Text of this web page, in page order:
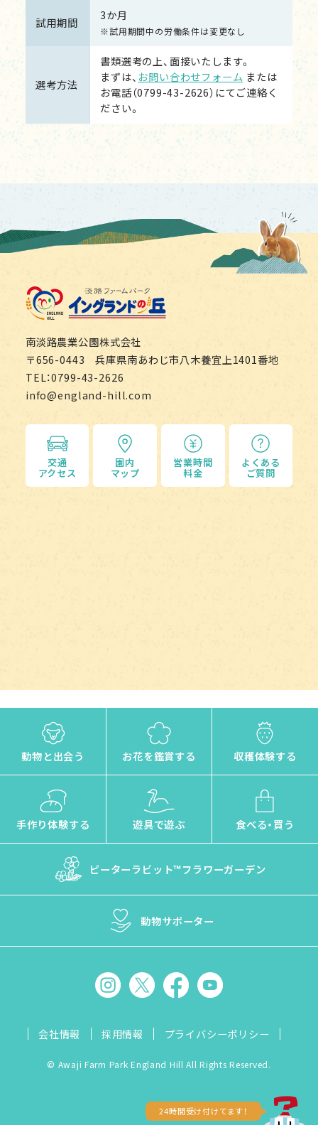
試用期間
3か月
※試用期間中の労働条件は変更なし
選考方法
書類選考の上、面接いたします。
まずは、 お問い合わせフォーム または
お電話（0799-43-2626）にてご連絡く
ださい。
南淡路農業公園株式会社
〒656-0443 兵庫県南あわじ市八木養宜上1401番地
TEL：0799-43-2626
info@england-hill.com
交通
アクセス
園内
マップ
営業時間
料金
よくある
ご質問
動物と出会う お花を鑑賞する 収穫体験する
手作り体験する 遊具で遊ぶ 食べる・買う
ピーターラビット™フラワーガーデン
動物サポーター
会社情報 採用情報 プライバシーポリシー
© Awaji Farm Park England Hill All Rights Reserved.
24時間受け付けてます！